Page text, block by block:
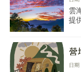
雲
提
營
日